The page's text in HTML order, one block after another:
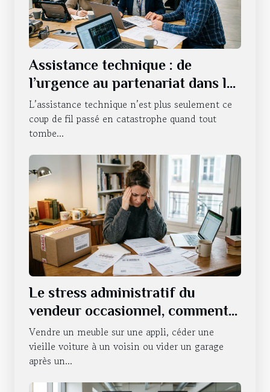
Assistance technique : de
l’urgence au partenariat dans la
durée
L’assistance technique n’est plus seulement ce
coup de fil passé en catastrophe quand tout
tombe...
Le stress administratif du
vendeur occasionnel, comment
s’en défaire ?
Vendre un meuble sur une appli, céder une
vieille voiture à un voisin ou vider un garage
après un...